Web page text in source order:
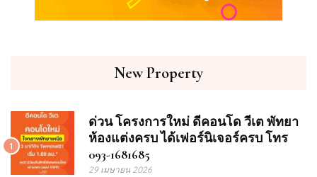
New Property
1
ด่วน โครงการใหม่ ดีคอนโด วีเต พัทยา
ห้องแต่งครบ ได้เฟอร์นิเจอร์ครบ โทร
093-1681685
29 เมษายน 2026